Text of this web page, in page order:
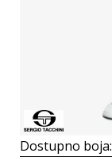
Dostupno boja: